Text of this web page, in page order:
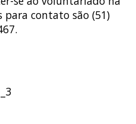
para contato são (51)